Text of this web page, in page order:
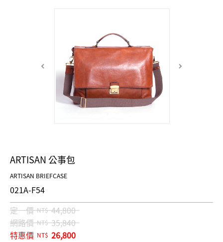
中性商品 UNISEX BAG/SLG
ARTISAN 公事包
ARTISAN BRIEFCASE
021A-F54
定 價 NT$ 44,800
網路價 NT$ 35,840
特惠價 NT$ 26,800